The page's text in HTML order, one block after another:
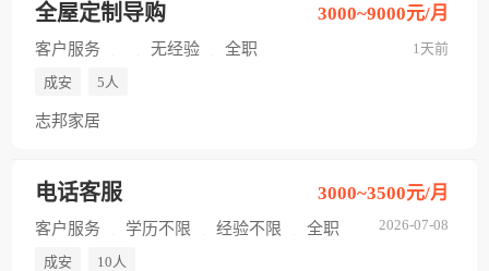
全屋定制导购
1天前
3000~9000元/月
客户服务 无经验 全职
成安 5人
志邦家居
电话客服
2026-07-08
3000~3500元/月
客户服务 学历不限 经验不限 全职
成安 10人